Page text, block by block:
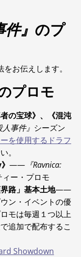
』 のプ
お伝えします。
プロモ
の宝球》、《混沌
事件』 シーズン
を使用するドラフ
。
―― 『Ravnica:
ー・プロモ
路」基本土地――
ン・イベントの優
モは毎週１つ以上
追加で配布するこ
Showdown